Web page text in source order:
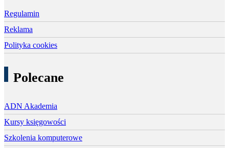
Regulamin
Reklama
Polityka cookies
Polecane
ADN Akademia
Kursy księgowości
Szkolenia komputerowe